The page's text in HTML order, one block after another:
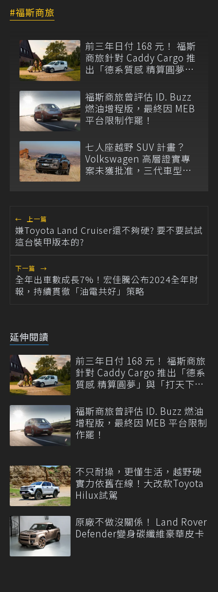
福斯商旅
前三年日付 168 元！ 福斯
商旅針對 Caddy Cargo 推
出「德系質感 精算圓夢」
福斯商旅曾評估 ID. Buzz
燃油增程版，最終因 MEB
平台限制作罷！
七人座越野 SUV 計畫？
Volkswagen 高層證實專
案未獲批准，三代車型不
← 上一篇
嫌Toyota Land Cruiser還不夠硬? 要不要試試
這台裝甲版本的?
下一篇 →
全年出車數成長7%！宏佳騰公布2024全年財
報，持續貫徹「油電共好」策略
延伸閱讀
前三年日付 168 元！ 福斯商旅
針對 Caddy Cargo 推出「德系
質感 精算圓夢」與「打天下」
福斯商旅曾評估 ID. Buzz 燃油
增程版，最終因 MEB 平台限制
作罷！
不只耐操，更懂生活，越野硬
實力依舊在線！大改款Toyota
Hilux試駕
原廠不做沒關係！ Land Rover
Defender變身碳纖維豪華皮卡